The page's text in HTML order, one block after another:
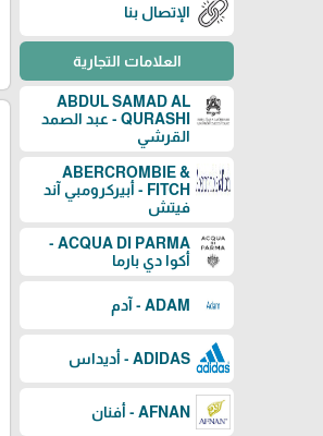
الإتصال بنا
العلامات التجارية
ABDUL SAMAD AL
QURASHI - عبد الصمد
القرشي
ABERCROMBIE &
FITCH - أبيركرومبي آند
فيتش
ACQUA DI PARMA -
أكوا دي بارما
ADAM - آدم
ADIDAS - أديداس
AFNAN - أفنان